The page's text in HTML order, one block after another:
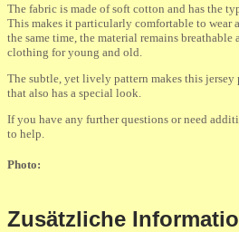
The fabric is made of soft cotton and has the
This makes it particularly comfortable to wear
the same time, the material remains
clothing for young and old.
The subtle, yet lively pattern makes this
that also has a special look.
If you have any further questions or need
to help.
Photo:
Zusätzliche